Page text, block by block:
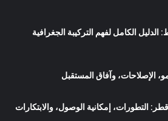
الكامل لفهم التركيبة الجغرافية
الإصلاحات، وآفاق المستقبل
التطورات، إمكانية الوصول، والابتكارات